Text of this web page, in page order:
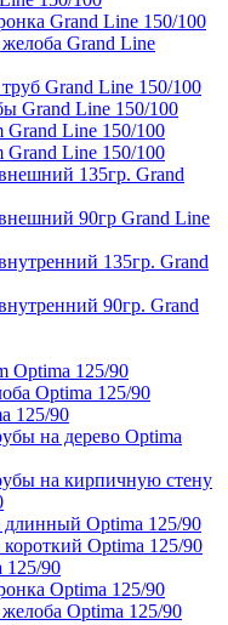
Grand Line 150/100
Grand Line
Grand Line 150/100
Grand Line 150/100
Grand Line 150/100
Grand Line 150/100
135гр. Grand
90гр Grand Line
135гр. Grand
90гр. Grand
Optima 125/90
Optima 125/90
125/90
на дерево Optima
на кирпичную стену
Optima 125/90
Optima 125/90
125/90
Optima 125/90
Optima 125/90